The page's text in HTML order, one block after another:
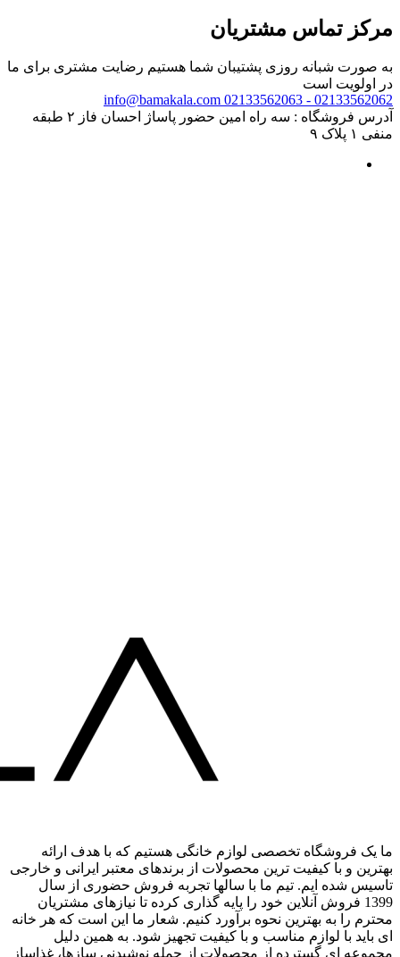
مرکز تماس مشتریان
به صورت شبانه روزی پشتیبان شما هستیم رضایت مشتری برای ما
در اولویت است
02133562062 - 02133562063
info@bamakala.com
آدرس فروشگاه : سه راه امین حضور پاساژ احسان فاز ۲ طبقه
منفی ۱ پلاک ۹
ما یک فروشگاه تخصصی لوازم خانگی هستیم که با هدف ارائه
بهترین و با کیفیت ترین محصولات از برندهای معتبر ایرانی و خارجی
تاسیس شده ایم. تیم ما با سالها تجربه فروش حضوری از سال
1399 فروش آنلاین خود را پایه گذاری کرده تا نیازهای مشتریان
محترم را به بهترین نحوه برآورد کنیم. شعار ما این است که هر خانه
ای باید با لوازم مناسب و با کیفیت تجهیز شود. به همین دلیل
مجموعه ای گسترده از محصولات از جمله نوشیدنی سازها، غذاساز